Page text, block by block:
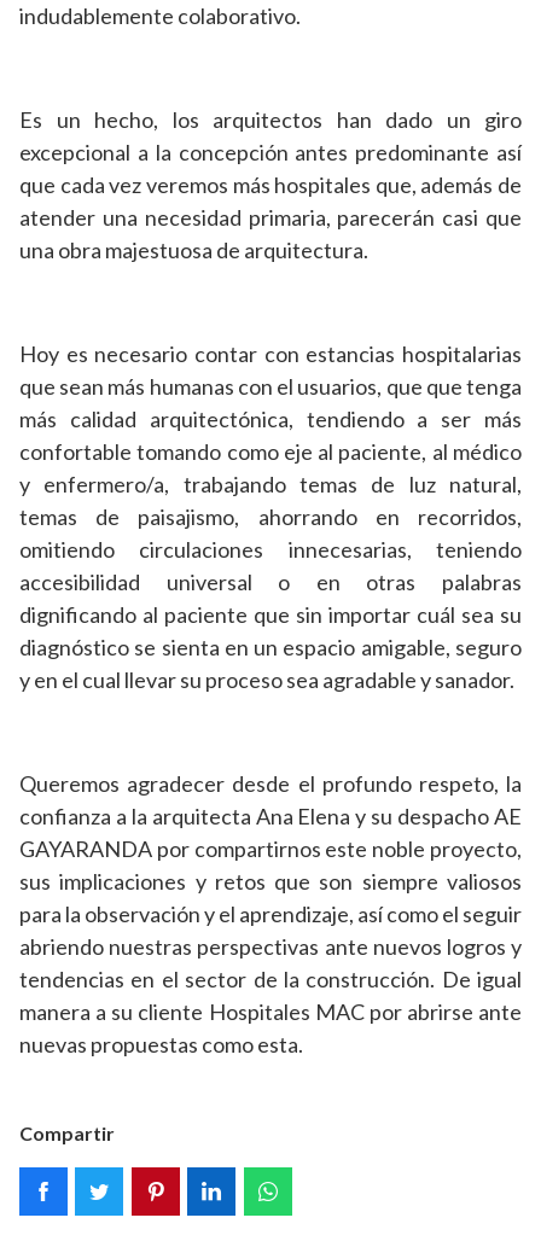
indudablemente colaborativo.
Es un hecho, los arquitectos han dado un giro
excepcional a la concepción antes predominante así
que cada vez veremos más hospitales que, además de
atender una necesidad primaria, parecerán casi que
una obra majestuosa de arquitectura.
Hoy es necesario contar con estancias hospitalarias
que sean más humanas con el usuarios, que que tenga
más calidad arquitectónica, tendiendo a ser más
confortable tomando como eje al paciente, al médico
y enfermero/a, trabajando temas de luz natural,
temas de paisajismo, ahorrando en recorridos,
omitiendo circulaciones innecesarias, teniendo
accesibilidad universal o en otras palabras
dignificando al paciente que sin importar cuál sea su
diagnóstico se sienta en un espacio amigable, seguro
y en el cual llevar su proceso sea agradable y sanador.
Queremos agradecer desde el profundo respeto, la
confianza a la arquitecta Ana Elena y su despacho AE
GAYARANDA por compartirnos este noble proyecto,
sus implicaciones y retos que son siempre valiosos
para la observación y el aprendizaje, así como el seguir
abriendo nuestras perspectivas ante nuevos logros y
tendencias en el sector de la construcción. De igual
manera a su cliente Hospitales MAC por abrirse ante
nuevas propuestas como esta.
Compartir